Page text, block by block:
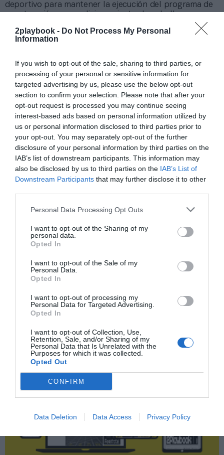
2playbook - Do Not Process My Personal
Information
If you wish to opt-out of the sale, sharing to third parties, or
processing of your personal or sensitive information for
targeted advertising by us, please use the below opt-out
section to confirm your selection. Please note that after your
opt-out request is processed you may continue seeing
interest-based ads based on personal information utilized by
us or personal information disclosed to third parties prior to
your opt-out. You may separately opt-out of the further
disclosure of your personal information by third parties on the
IAB’s list of downstream participants. This information may
also be disclosed by us to third parties on the IAB’s List of
Downstream Participants that may further disclose it to other
Personal Data Processing Opt Outs
I want to opt-out of the Sharing of my
personal data.
Opted In
I want to opt-out of the Sale of my
Personal Data.
Opted In
I want to opt-out of processing my
Personal Data for Targeted Advertising.
Opted In
I want to opt-out of Collection, Use,
Retention, Sale, and/or Sharing of my
Personal Data that Is Unrelated with the
Purposes for which it was collected.
Opted Out
CONFIRM
Data Deletion Data Access Privacy Policy
Índex2P
Inversión pública
Generalitat de Catalunya
deportivo para mantener la ejecución del programa de
construcción o acondicionamiento de pabellones
universitarios”, ha comunicado la Generalitat de
Catalunya.
Añadir2Playbookcomo fuente preferida de Google
de forma gratuita
Mantente informado con las últimas noticias de actualidad.
ACTIVAR AHORA
Compartir
Imprimir
Publicidad
2Playbook Club